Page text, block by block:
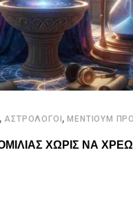
, ΑΣΤΡΟΛΟΓΟΙ,ΜΕΝΤΙΟΥΜ
ΧΩΡΙΣ ΝΑ